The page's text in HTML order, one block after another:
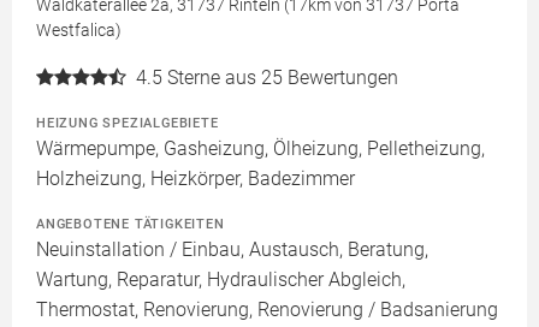
Waldkaterallee 2a, 31737 Rinteln (17km von 31737 Porta
Westfalica)
4.5 Sterne aus 25 Bewertungen
HEIZUNG SPEZIALGEBIETE
Wärmepumpe, Gasheizung, Ölheizung, Pelletheizung,
Holzheizung, Heizkörper, Badezimmer
ANGEBOTENE TÄTIGKEITEN
Neuinstallation / Einbau, Austausch, Beratung,
Wartung, Reparatur, Hydraulischer Abgleich,
Thermostat, Renovierung, Renovierung / Badsanierung